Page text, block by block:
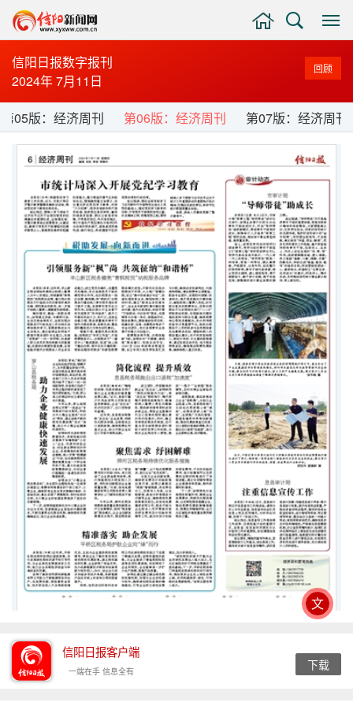
显
示
与
隐
侧
边
栏
搜
索
主
页
信阳日报数字报刊
2024年 7月11日
回顾
第05版：经济周刊 第06版：经济周刊 第07版：经济周刊
信阳日报客户端
一端在手 信息全有 下载
文